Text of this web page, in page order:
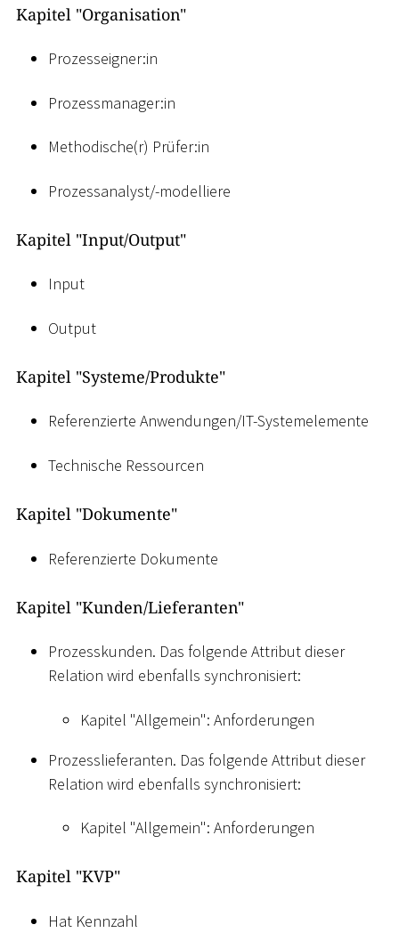
Kapitel "Organisation"
Prozesseigner:in
Prozessmanager:in
Methodische(r) Prüfer:in
Prozessanalyst/-modelliere
Kapitel "Input/Output"
Input
Output
Kapitel "Systeme/Produkte"
Referenzierte Anwendungen/IT-Systemelemente
Technische Ressourcen
Kapitel "Dokumente"
Referenzierte Dokumente
Kapitel "Kunden/Lieferanten"
Prozesskunden. Das folgende Attribut dieser
Relation wird ebenfalls synchronisiert:
Kapitel "Allgemein": Anforderungen
Prozesslieferanten. Das folgende Attribut dieser
Relation wird ebenfalls synchronisiert:
Kapitel "Allgemein": Anforderungen
Kapitel "KVP"
Hat Kennzahl